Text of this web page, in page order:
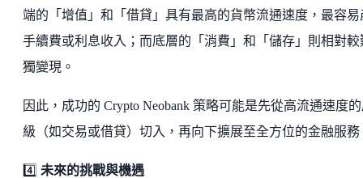
端的「增值」和「借貸」具有最高的貨幣流通速度，最容易
手續費或利息收入；而底層的「消費」和「儲存」則相對較
獨變現。
因此，成功的 Crypto Neobank 策略可能是先從高流通速度
級（如交易或借貸）切入，再向下擴展至全方位的金融服務
4️⃣ 未來的挑戰與機遇